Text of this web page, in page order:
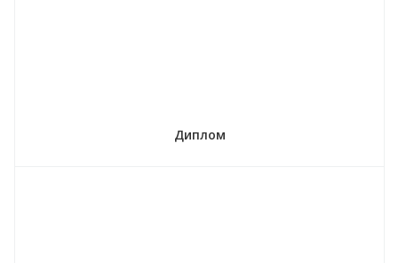
Диплом